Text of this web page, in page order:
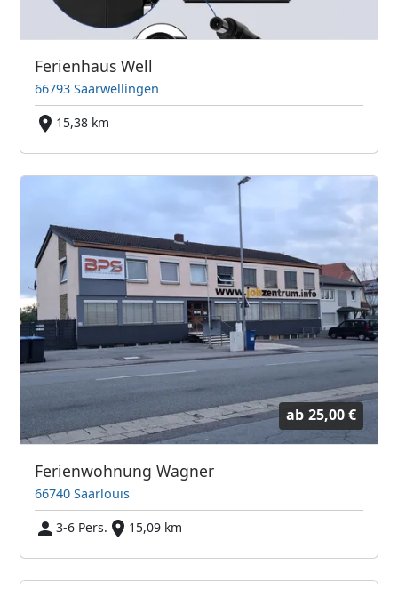
Ferienhaus Well
66793 Saarwellingen
15,38 km
ab 25,00 €
Ferienwohnung Wagner
66740 Saarlouis
3-6 Pers.
15,09 km